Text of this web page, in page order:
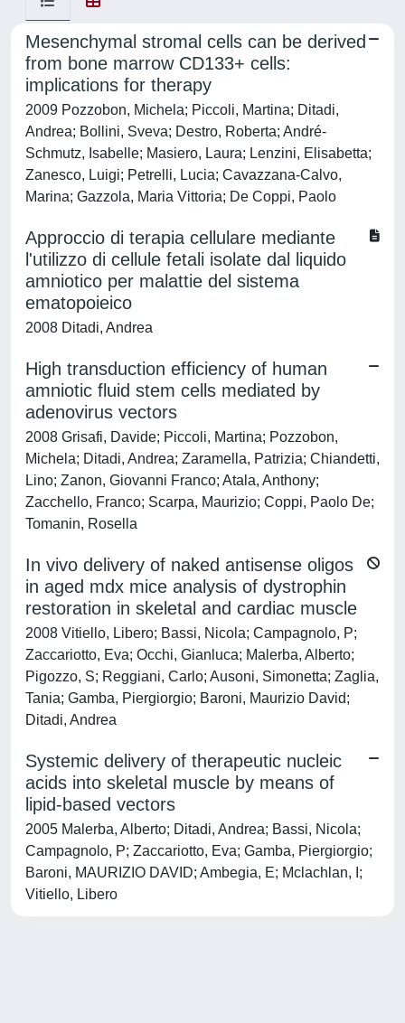
Mesenchymal stromal cells can be derived
from bone marrow CD133+ cells:
implications for therapy
2009 Pozzobon, Michela; Piccoli, Martina; Ditadi,
Andrea; Bollini, Sveva; Destro, Roberta; André-
Schmutz, Isabelle; Masiero, Laura; Lenzini, Elisabetta;
Zanesco, Luigi; Petrelli, Lucia; Cavazzana-Calvo,
Marina; Gazzola, Maria Vittoria; De Coppi, Paolo
Approccio di terapia cellulare mediante
l'utilizzo di cellule fetali isolate dal liquido
amniotico per malattie del sistema
ematopoieico
2008 Ditadi, Andrea
High transduction efficiency of human
amniotic fluid stem cells mediated by
adenovirus vectors
2008 Grisafi, Davide; Piccoli, Martina; Pozzobon,
Michela; Ditadi, Andrea; Zaramella, Patrizia; Chiandetti,
Lino; Zanon, Giovanni Franco; Atala, Anthony;
Zacchello, Franco; Scarpa, Maurizio; Coppi, Paolo De;
Tomanin, Rosella
In vivo delivery of naked antisense oligos
in aged mdx mice analysis of dystrophin
restoration in skeletal and cardiac muscle
2008 Vitiello, Libero; Bassi, Nicola; Campagnolo, P;
Zaccariotto, Eva; Occhi, Gianluca; Malerba, Alberto;
Pigozzo, S; Reggiani, Carlo; Ausoni, Simonetta; Zaglia,
Tania; Gamba, Piergiorgio; Baroni, Maurizio David;
Ditadi, Andrea
Systemic delivery of therapeutic nucleic
acids into skeletal muscle by means of
lipid-based vectors
2005 Malerba, Alberto; Ditadi, Andrea; Bassi, Nicola;
Campagnolo, P; Zaccariotto, Eva; Gamba, Piergiorgio;
Baroni, MAURIZIO DAVID; Ambegia, E; Mclachlan, I;
Vitiello, Libero